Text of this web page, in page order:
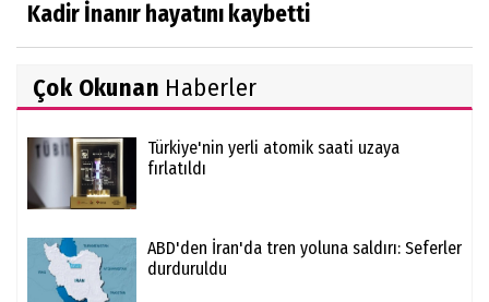
Kadir İnanır hayatını kaybetti
Çok Okunan Haberler
Türkiye'nin yerli atomik saati uzaya
fırlatıldı
ABD'den İran'da tren yoluna saldırı: Seferler
durduruldu